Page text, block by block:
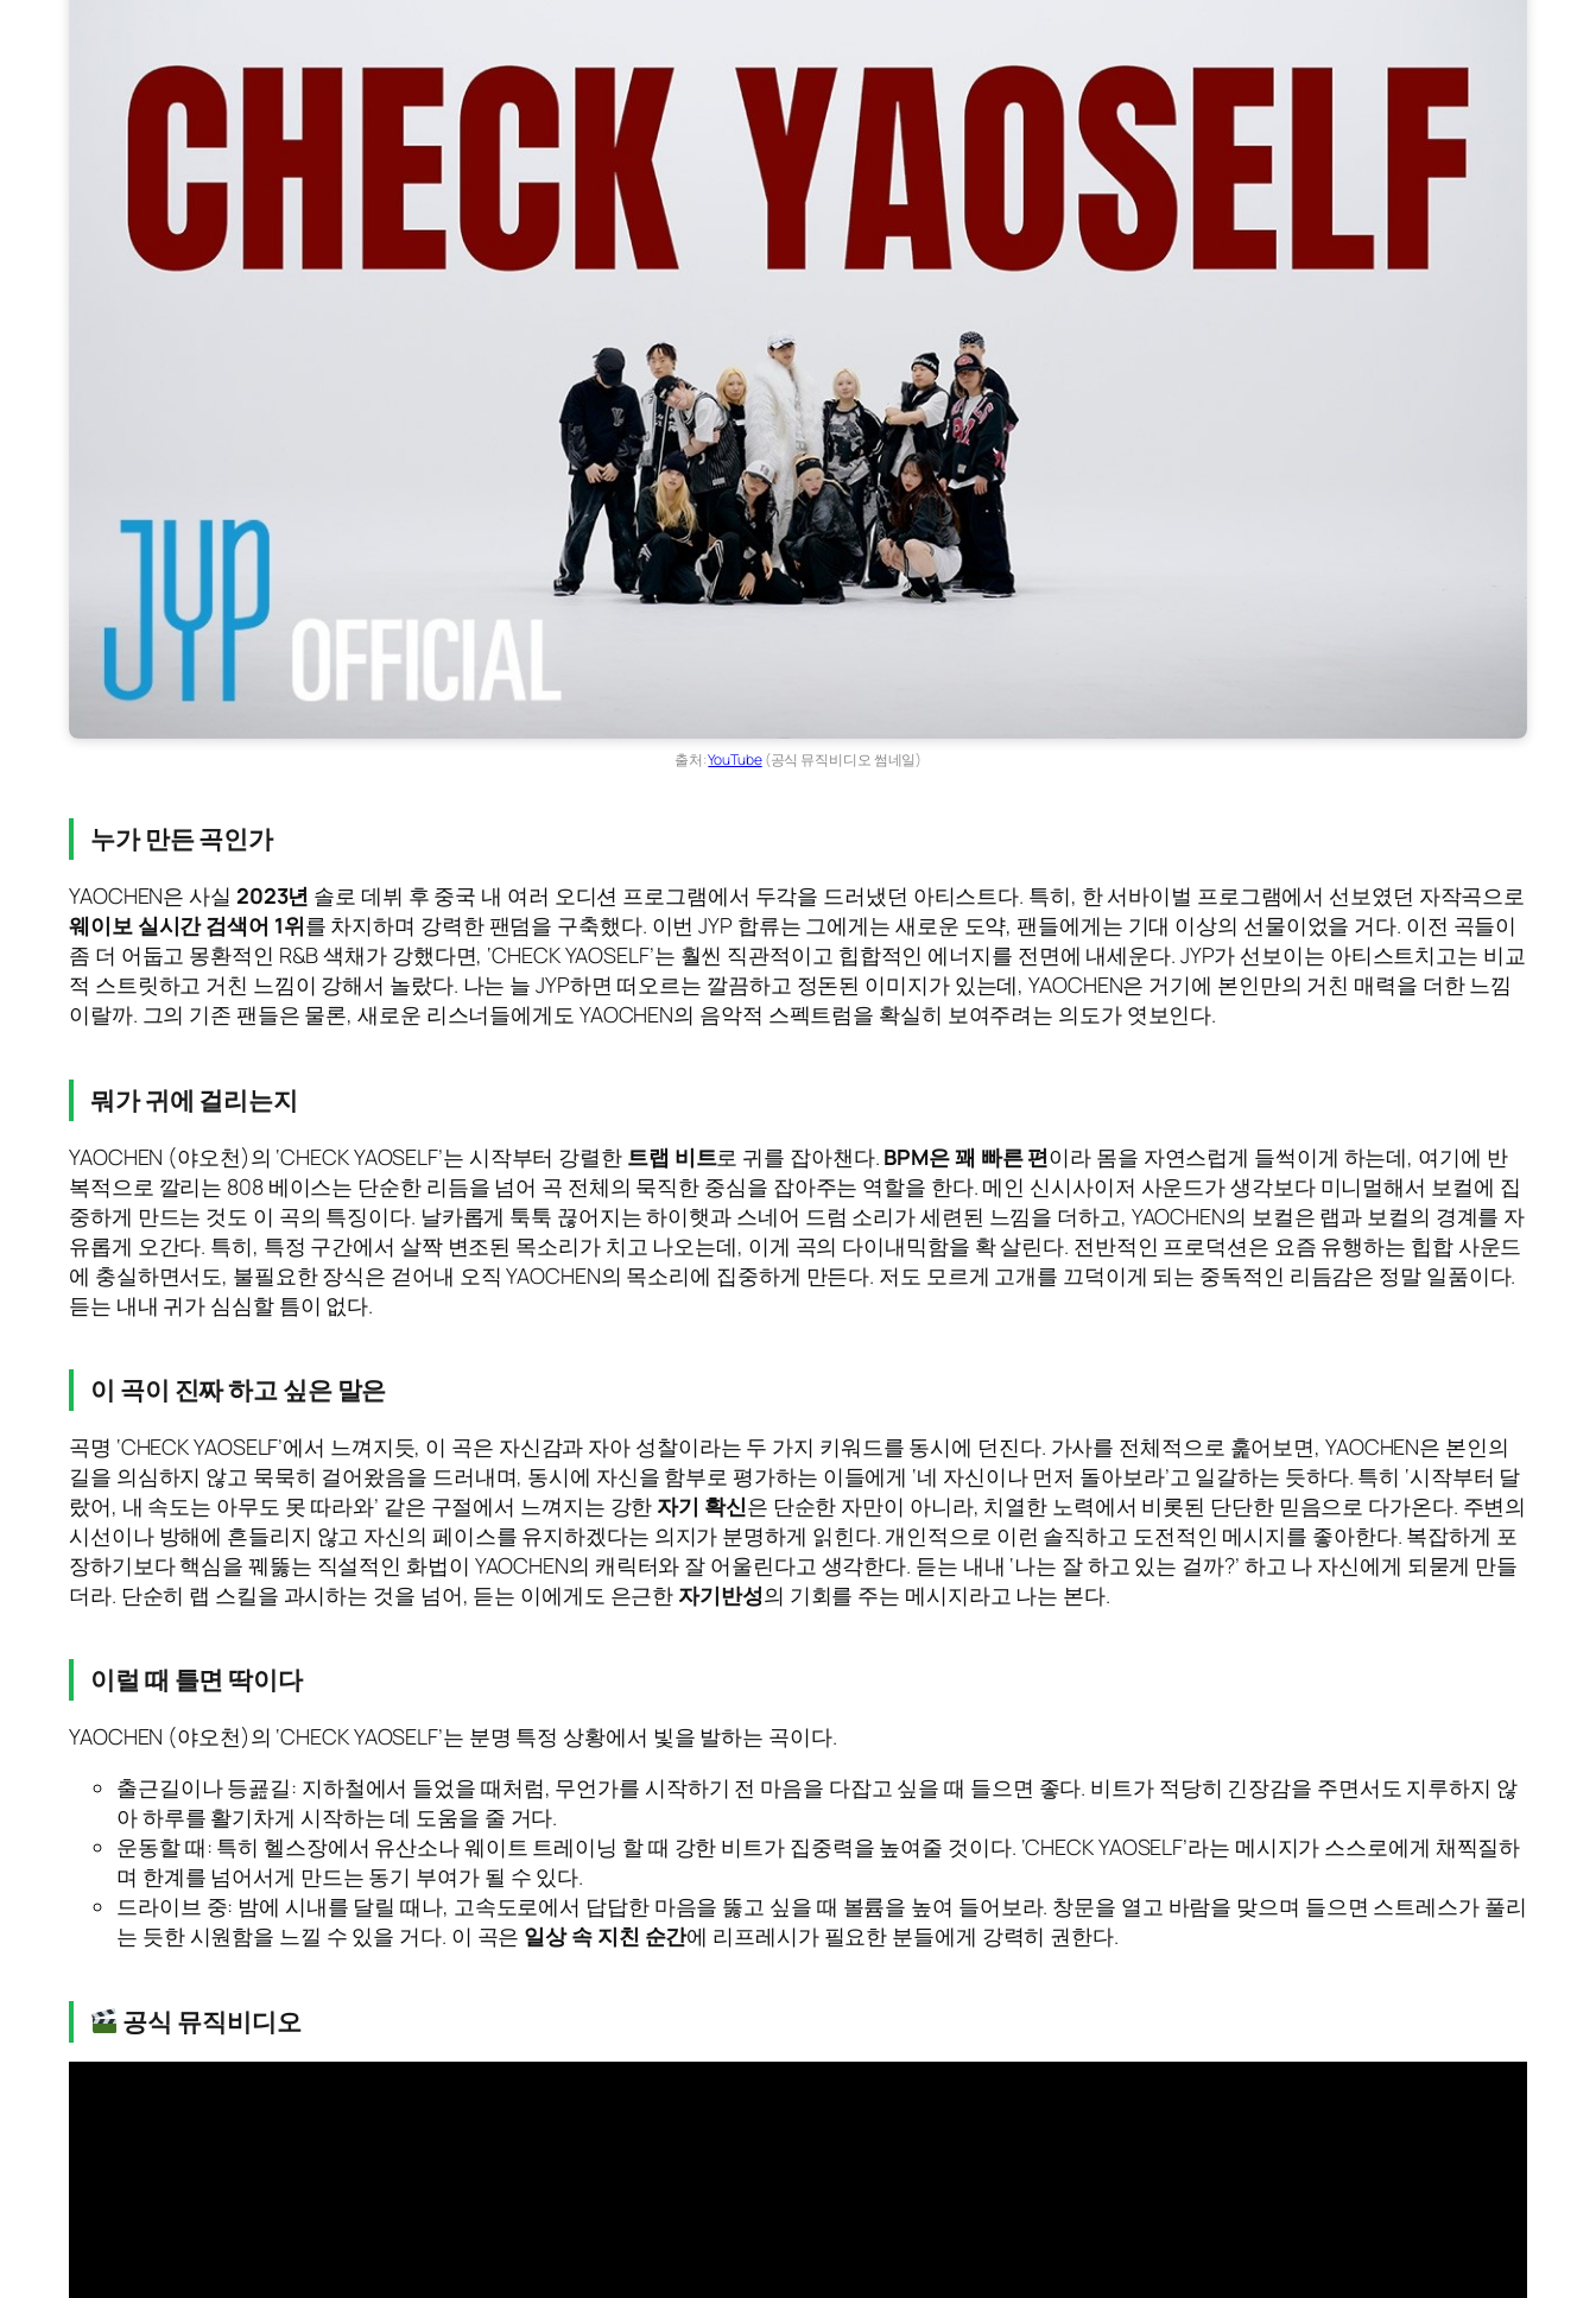
출처:YouTube(공식 뮤직비디오 썸네일)
누가 만든 곡인가
YAOCHEN은 사실 2023년 솔로 데뷔 후 중국 내 여러 오디션 프로그램에서 두각을 드러냈던 아티스트다. 특히, 한 서바이벌 프로그램에서 선보였던 자작곡으로
웨이보 실시간 검색어 1위를 차지하며 강력한 팬덤을 구축했다. 이번 JYP 합류는 그에게는 새로운 도약, 팬들에게는 기대 이상의 선물이었을 거다. 이전 곡들이
좀 더 어둡고 몽환적인 R&B 색채가 강했다면, ‘CHECK YAOSELF’는 훨씬 직관적이고 힙합적인 에너지를 전면에 내세운다. JYP가 선보이는 아티스트치고는 비교
적 스트릿하고 거친 느낌이 강해서 놀랐다. 나는 늘 JYP하면 떠오르는 깔끔하고 정돈된 이미지가 있는데, YAOCHEN은 거기에 본인만의 거친 매력을 더한 느낌
이랄까. 그의 기존 팬들은 물론, 새로운 리스너들에게도 YAOCHEN의 음악적 스펙트럼을 확실히 보여주려는 의도가 엿보인다.
뭐가 귀에 걸리는지
YAOCHEN (야오천)의 ‘CHECK YAOSELF’는 시작부터 강렬한 트랩 비트로 귀를 잡아챈다. BPM은 꽤 빠른 편이라 몸을 자연스럽게 들썩이게 하는데, 여기에 반
복적으로 깔리는 808 베이스는 단순한 리듬을 넘어 곡 전체의 묵직한 중심을 잡아주는 역할을 한다. 메인 신시사이저 사운드가 생각보다 미니멀해서 보컬에 집
중하게 만드는 것도 이 곡의 특징이다. 날카롭게 툭툭 끊어지는 하이햇과 스네어 드럼 소리가 세련된 느낌을 더하고, YAOCHEN의 보컬은 랩과 보컬의 경계를 자
유롭게 오간다. 특히, 특정 구간에서 살짝 변조된 목소리가 치고 나오는데, 이게 곡의 다이내믹함을 확 살린다. 전반적인 프로덕션은 요즘 유행하는 힙합 사운드
에 충실하면서도, 불필요한 장식은 걷어내 오직 YAOCHEN의 목소리에 집중하게 만든다. 저도 모르게 고개를 끄덕이게 되는 중독적인 리듬감은 정말 일품이다.
듣는 내내 귀가 심심할 틈이 없다.
이 곡이 진짜 하고 싶은 말은
곡명 ‘CHECK YAOSELF’에서 느껴지듯, 이 곡은 자신감과 자아 성찰이라는 두 가지 키워드를 동시에 던진다. 가사를 전체적으로 훑어보면, YAOCHEN은 본인의
길을 의심하지 않고 묵묵히 걸어왔음을 드러내며, 동시에 자신을 함부로 평가하는 이들에게 ‘네 자신이나 먼저 돌아보라’고 일갈하는 듯하다. 특히 ‘시작부터 달
랐어, 내 속도는 아무도 못 따라와’ 같은 구절에서 느껴지는 강한 자기 확신은 단순한 자만이 아니라, 치열한 노력에서 비롯된 단단한 믿음으로 다가온다. 주변의
시선이나 방해에 흔들리지 않고 자신의 페이스를 유지하겠다는 의지가 분명하게 읽힌다. 개인적으로 이런 솔직하고 도전적인 메시지를 좋아한다. 복잡하게 포
장하기보다 핵심을 꿰뚫는 직설적인 화법이 YAOCHEN의 캐릭터와 잘 어울린다고 생각한다. 듣는 내내 ‘나는 잘 하고 있는 걸까?’ 하고 나 자신에게 되묻게 만들
더라. 단순히 랩 스킬을 과시하는 것을 넘어, 듣는 이에게도 은근한 자기반성의 기회를 주는 메시지라고 나는 본다.
이럴 때 틀면 딱이다
YAOCHEN (야오천)의 ‘CHECK YAOSELF’는 분명 특정 상황에서 빛을 발하는 곡이다.
출근길이나 등굞길: 지하철에서 들었을 때처럼, 무언가를 시작하기 전 마음을 다잡고 싶을 때 들으면 좋다. 비트가 적당히 긴장감을 주면서도 지루하지 않
아 하루를 활기차게 시작하는 데 도움을 줄 거다.
운동할 때: 특히 헬스장에서 유산소나 웨이트 트레이닝 할 때 강한 비트가 집중력을 높여줄 것이다. ‘CHECK YAOSELF’라는 메시지가 스스로에게 채찍질하
며 한계를 넘어서게 만드는 동기 부여가 될 수 있다.
드라이브 중: 밤에 시내를 달릴 때나, 고속도로에서 답답한 마음을 뚫고 싶을 때 볼륨을 높여 들어보라. 창문을 열고 바람을 맞으며 들으면 스트레스가 풀리
는 듯한 시원함을 느낄 수 있을 거다. 이 곡은 일상 속 지친 순간에 리프레시가 필요한 분들에게 강력히 권한다.
공식 뮤직비디오